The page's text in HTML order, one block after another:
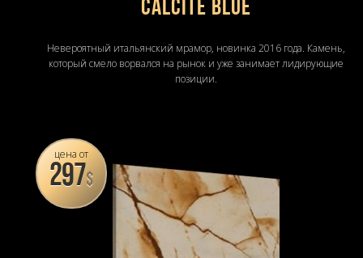
CALCITE BLUE
Невероятный итальянский мрамор, новинка 2016 года. Камень,
который смело ворвался на рынок и уже занимает лидирующие
позиции.
цена от
297$